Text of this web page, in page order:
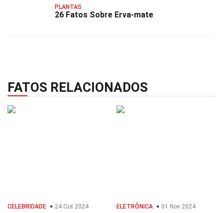
PLANTAS
26 Fatos Sobre Erva-mate
FATOS RELACIONADOS
CELEBRIDADE 24 Out 2024 ELETRÔNICA 01 Nov 2024